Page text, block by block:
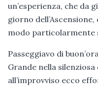
un’esperienza, che da
giorno
modo particolarmente
Passeggiavo di
Grande nella
all’improvviso ecco